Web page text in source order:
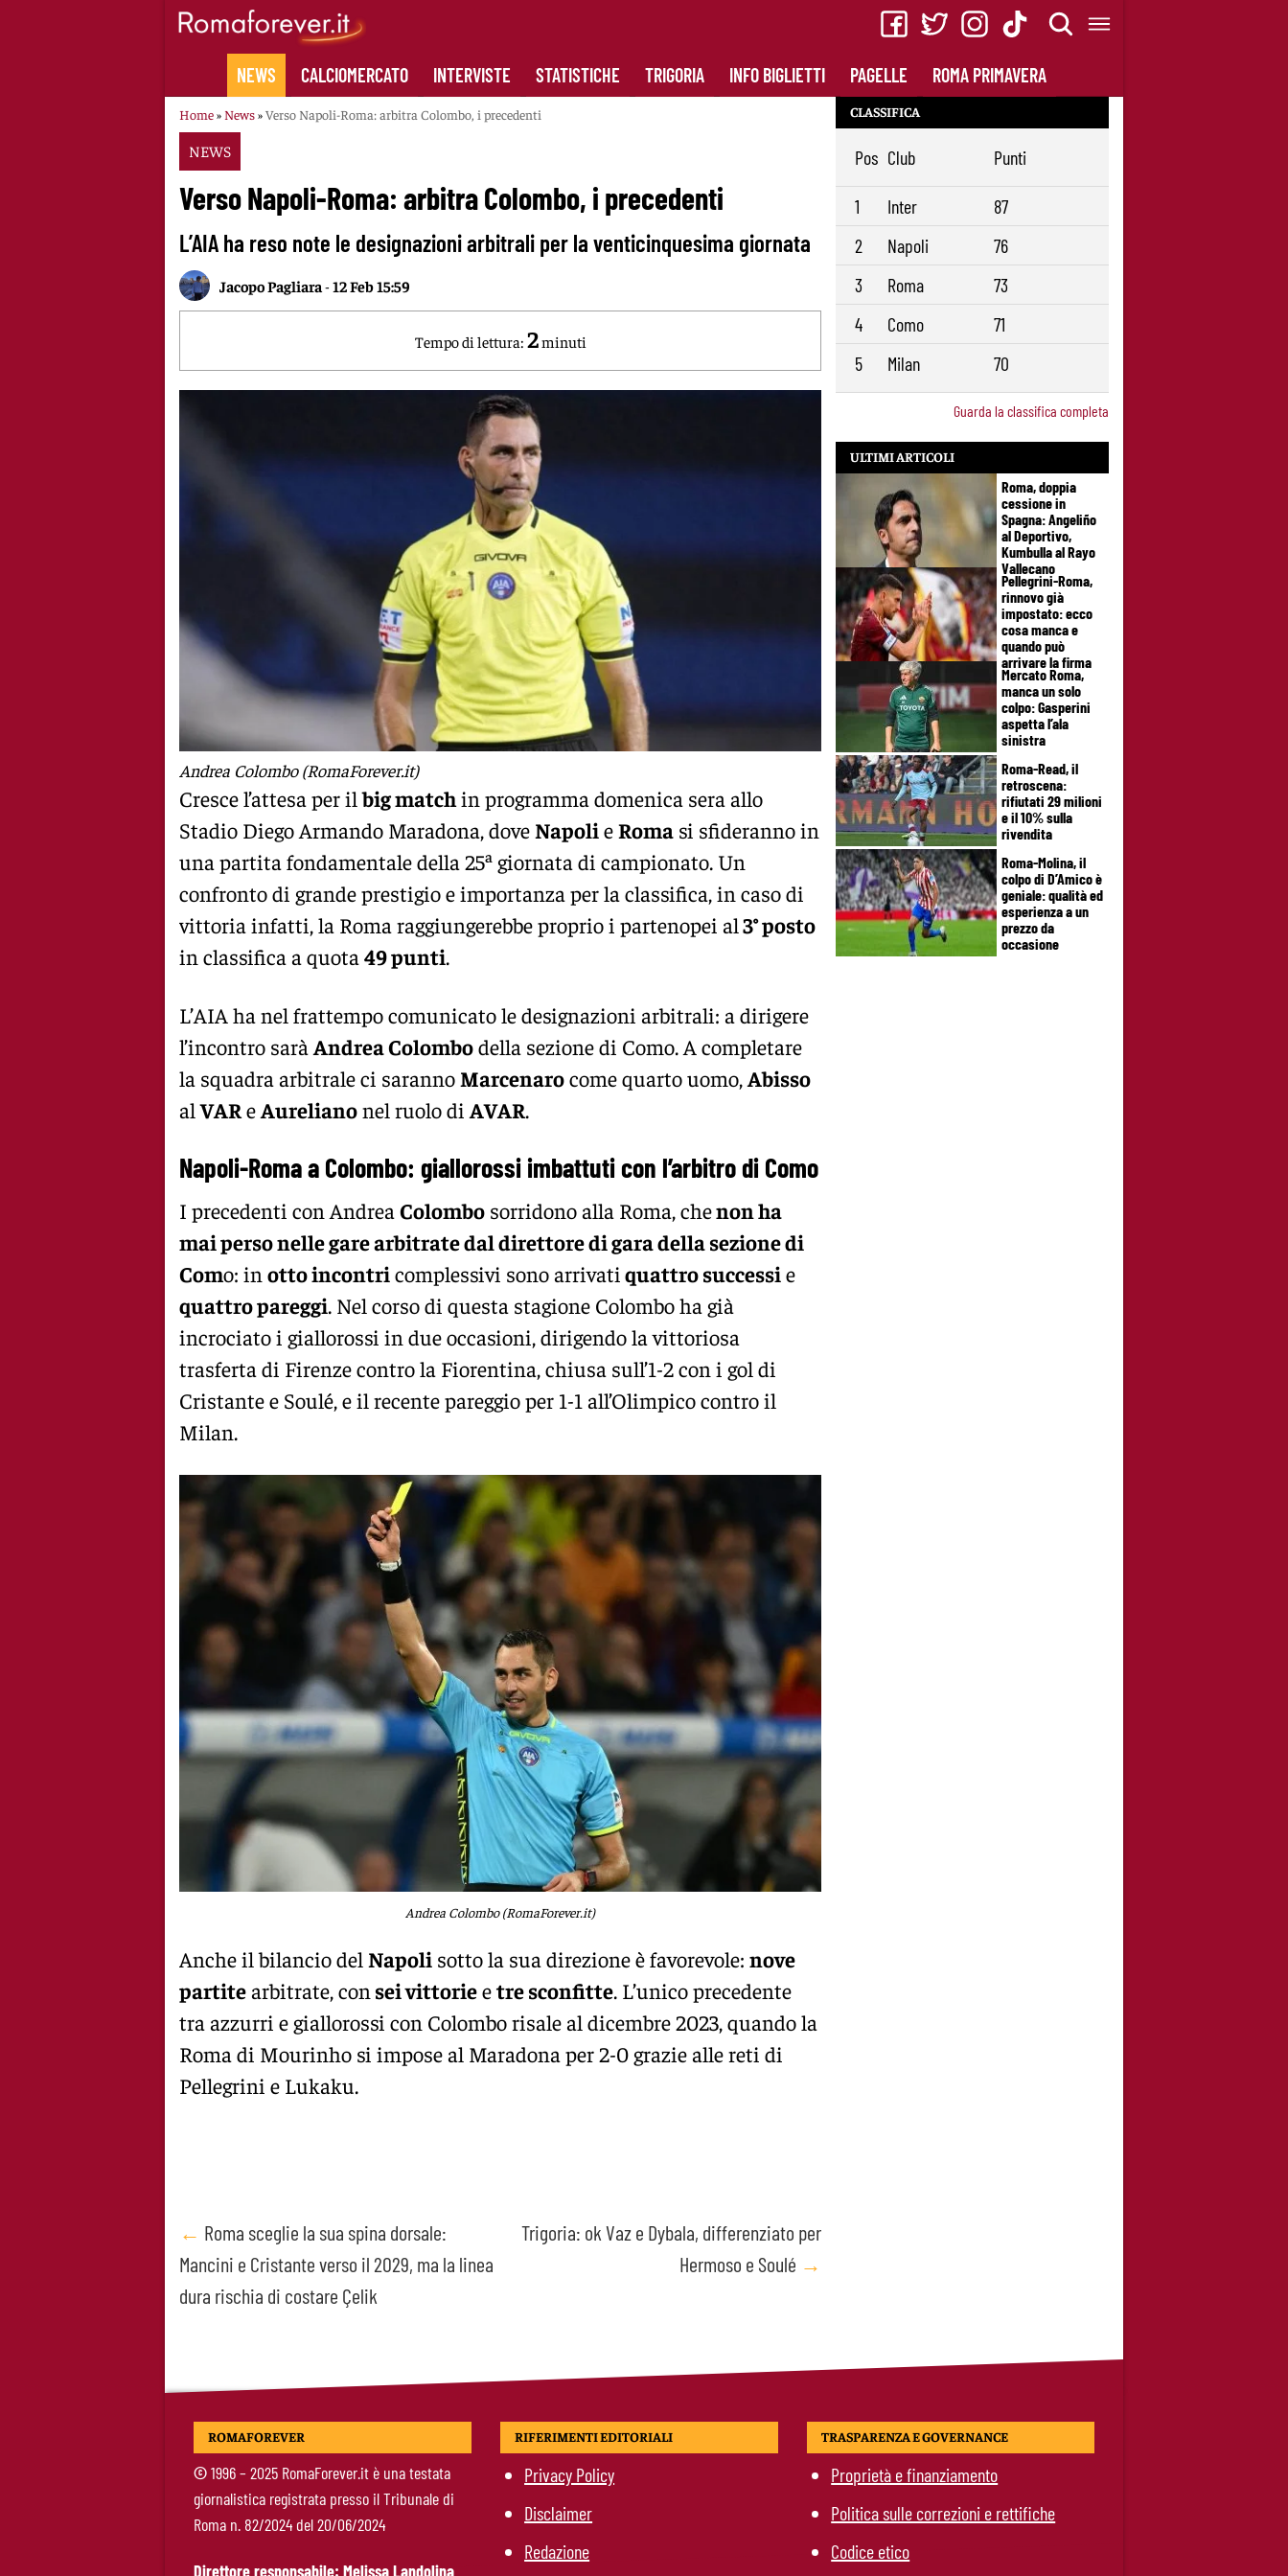
NEWS CALCIOMERCATO INTERVISTE STATISTICHE TRIGORIA INFO BIGLIETTI PAGELLE ROMA PRIMAVERA
Home» News»Verso Napoli-Roma: arbitra Colombo, i precedenti
NEWS
Verso Napoli-Roma: arbitra Colombo, i precedenti
L’AIA ha reso note le designazioni arbitrali per la venticinquesima giornata
Jacopo Pagliara -12 Feb 15:59
Tempo di lettura: 2minuti
Andrea Colombo (RomaForever.it)
Cresce l’attesa per ilbig matchin programma domenica sera allo
Stadio Diego Armando Maradona, dove NapolieRoma si sfideranno in
una partita fondamentale della 25ª giornata di campionato. Un
confronto di grande prestigio e importanza per la classifica, in caso di
vittoria infatti, la Roma raggiungerebbe proprio i partenopei al3° posto
in classifica a quota 49 punti.
L’AIA ha nel frattempo comunicato le designazioni arbitrali: a dirigere
l’incontro sarà Andrea Colombodella sezione di Como. A completare
la squadra arbitrale ci saranno Marcenarocome quarto uomo,Abisso
alVAReAurelianonel ruolo di AVAR.
Napoli-Roma a Colombo: giallorossi imbattuti con l’arbitro di Como
I precedenti con Andrea Colombo sorridono alla Roma, chenon ha
mai perso nelle gare arbitrate dal direttore di gara della sezione di
Como: in otto incontricomplessivi sono arrivati quattro successie
quattro pareggi. Nel corso di questa stagione Colombo ha già
incrociato i giallorossi in due occasioni, dirigendo la vittoriosa
trasferta di Firenze contro la Fiorentina, chiusa sull’1-2 con i gol di
Cristante e Soulé, e il recente pareggio per 1-1 all’Olimpico contro il
Milan.
Andrea Colombo (RomaForever.it)
Anche il bilancio del Napoli sotto la sua direzione è favorevole: nove
partitearbitrate, con sei vittorieetre sconfitte. L’unico precedente
tra azzurri e giallorossi con Colombo risale al dicembre 2023, quando la
Roma di Mourinho si impose al Maradona per 2-0 grazie alle reti di
Pellegrini e Lukaku.
Post
navigation
← Roma sceglie la sua spina dorsale:
Mancini e Cristante verso il 2029, ma la linea
dura rischia di costare Çelik
Trigoria: ok Vaz e Dybala, differenziato per
Hermoso e Soulé →
CLASSIFICA
Pos Club Punti
1 Inter
87
2
Napoli
76
3
Roma
73
4
Como
71
5
Milan 70
Guarda la classifica completa
ULTIMI ARTICOLI
Roma, doppia
cessione in
Spagna: Angeliño
al Deportivo,
Kumbulla al Rayo
Vallecano
Pellegrini-Roma,
rinnovo già
impostato: ecco
cosa manca e
quando può
arrivare la firma
Mercato Roma,
manca un solo
colpo: Gasperini
aspetta l’ala
sinistra
Roma-Read, il
retroscena:
rifiutati 29 milioni
e il 10% sulla
rivendita
Roma-Molina, il
colpo di D’Amico è
geniale: qualità ed
esperienza a un
prezzo da
occasione
ROMAFOREVER
©1996 – 2025 RomaForever.it è una testata
giornalistica registrata presso il Tribunale di
Roma n. 82/2024 del 20/06/2024
Direttore responsabile: Melissa Landolina
RIFERIMENTI EDITORIALI
Privacy Policy
Disclaimer
Redazione
TRASPARENZA E GOVERNANCE
Proprietà e finanziamento
Politica sulle correzioni e rettifiche
Codice etico